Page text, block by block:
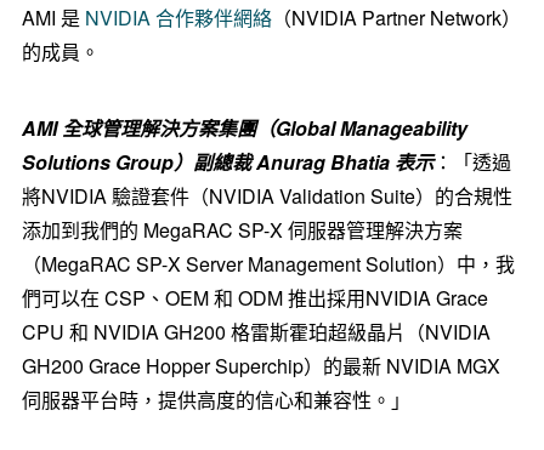
AMI 是 NVIDIA 合作夥伴網絡（NVIDIA Partner Network）
的成員。
AMI 全球管理解決方案集團（Global Manageability
Solutions Group）副總裁Anurag Bhatia表示：「透過
將NVIDIA 驗證套件（NVIDIA Validation Suite）的合規性
添加到我們的 MegaRAC SP-X 伺服器管理解決方案
（MegaRAC SP-X Server Management Solution）中，我
們可以在 CSP、OEM 和 ODM 推出採用NVIDIA Grace
CPU 和 NVIDIA GH200 格雷斯霍珀超級晶片（NVIDIA
GH200 Grace Hopper Superchip）的最新 NVIDIA MGX
伺服器平台時，提供高度的信心和兼容性。」